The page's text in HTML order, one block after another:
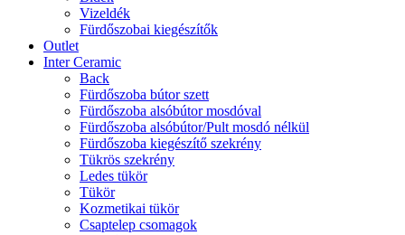
Vizeldék
Fürdőszobai kiegészítők
Outlet
Inter Ceramic
Back
Fürdőszoba bútor szett
Fürdőszoba alsóbútor mosdóval
Fürdőszoba alsóbútor/Pult mosdó nélkül
Fürdőszoba kiegészítő szekrény
Tükrös szekrény
Ledes tükör
Tükör
Kozmetikai tükör
Csaptelep csomagok